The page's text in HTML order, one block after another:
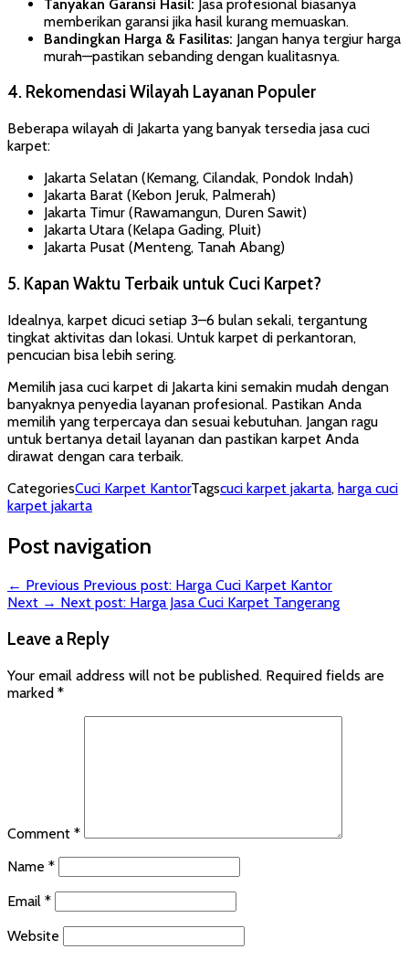
Tanyakan Garansi Hasil: Jasa profesional biasanya
memberikan garansi jika hasil kurang memuaskan.
Bandingkan Harga & Fasilitas: Jangan hanya tergiur harga
murah—pastikan sebanding dengan kualitasnya.
4. Rekomendasi Wilayah Layanan Populer
Beberapa wilayah di Jakarta yang banyak tersedia jasa cuci
karpet:
Jakarta Selatan (Kemang, Cilandak, Pondok Indah)
Jakarta Barat (Kebon Jeruk, Palmerah)
Jakarta Timur (Rawamangun, Duren Sawit)
Jakarta Utara (Kelapa Gading, Pluit)
Jakarta Pusat (Menteng, Tanah Abang)
5. Kapan Waktu Terbaik untuk Cuci Karpet?
Idealnya, karpet dicuci setiap 3–6 bulan sekali, tergantung
tingkat aktivitas dan lokasi. Untuk karpet di perkantoran,
pencucian bisa lebih sering.
Memilih jasa cuci karpet di Jakarta kini semakin mudah dengan
banyaknya penyedia layanan profesional. Pastikan Anda
memilih yang terpercaya dan sesuai kebutuhan. Jangan ragu
untuk bertanya detail layanan dan pastikan karpet Anda
dirawat dengan cara terbaik.
CategoriesCuci Karpet KantorTagscuci karpet jakarta, harga cuci
karpet jakarta
Post navigation
← Previous Previous post: Harga Cuci Karpet Kantor
Next → Next post: Harga Jasa Cuci Karpet Tangerang
Leave a Reply
Your email address will not be published. Required fields are
marked *
Comment *
Name *
Email *
Website